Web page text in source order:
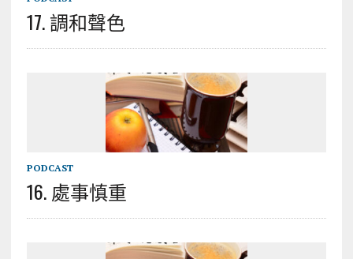
17. 調和聲色
PODCAST
16. 處事慎重